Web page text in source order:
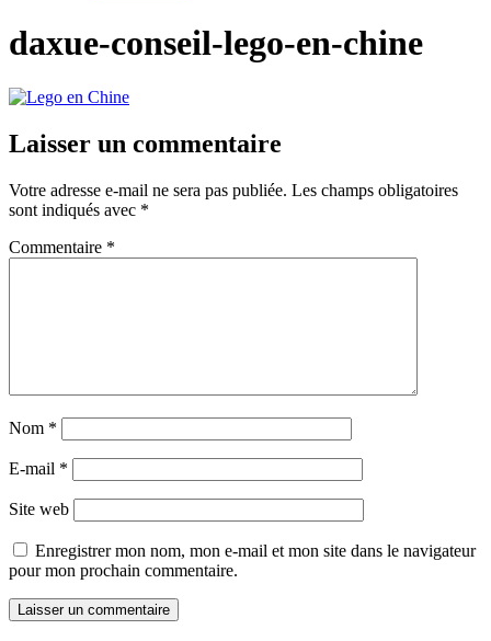
daxue-conseil-lego-en-chine
Laisser un commentaire
Votre adresse e-mail ne sera pas publiée. Les champs obligatoires
sont indiqués avec *
Commentaire *
Nom *
E-mail *
Site web
Enregistrer mon nom, mon e-mail et mon site dans le navigateur
pour mon prochain commentaire.